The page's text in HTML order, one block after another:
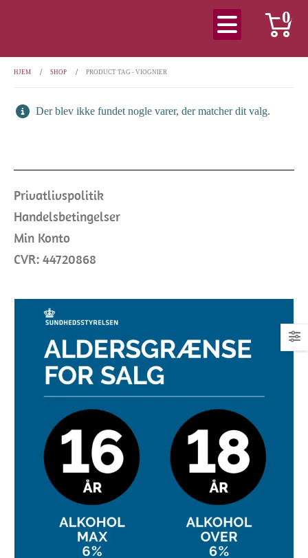
0
HJEM SHOP PRODUCT TAG - VIOGNIER
Der blev ikke fundet nogle varer, der matcher dit valg.
Privatlivspolitik
Handelsbetingelser
Min Konto
CVR: 44720868